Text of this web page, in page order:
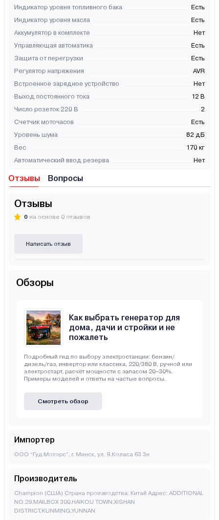
Индикатор уровня топливного бака
Есть
Индикатор уровня масла
Есть
Аккумулятор в комплекте
Нет
Управляющая автоматика
Есть
Защита от перегрузки
Есть
Регулятор напряжения
AVR
Встроенное зарядное устройство
Нет
Выход постоянного тока
12 В
Число розеток 220 В
2
Счетчик моточасов
Есть
Уровень шума
82 дБ
Вес
170 кг
Автоматический ввод резерва
Нет
Отзывы Вопросы
Отзывы
0 на основе 0 отзывов
Написать отзыв
Обзоры
Как выбрать генератор для
дома, дачи и стройки и не
пожалеть
Подробный гид по выбору электростанции: бензин/
дизель/газ, инвертор или классика, 220/380 В, ручной или
электростарт, расчёт мощности с запасом 20–30%.
Примеры моделей и ответы на частые вопросы.
Смотреть обзор
Импортер
ООО “Гуд Моторс”, г. Минск, ул. Я.Коласа 63 3н
Производитель
Champion (США) Страна производства: Китай Адрес: ADDITIONAL
NO.29,MAILBOX 300,HAIKOU TOWN,XISHAN
DISTRICT,KUNMING,YUNNAN